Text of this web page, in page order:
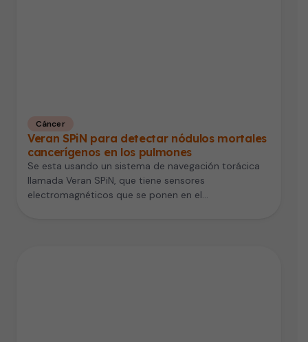
Cáncer
Veran SPiN para detectar nódulos mortales
cancerígenos en los pulmones
Se esta usando un sistema de navegación torácica
llamada Veran SPiN, que tiene sensores
electromagnéticos que se ponen en el…